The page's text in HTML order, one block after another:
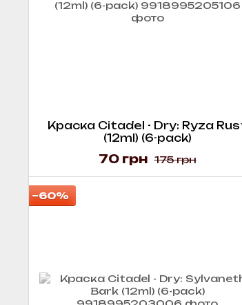
Краска Citadel - Dry: Ryza
(12ml) (6-pack)
175 грн
70 грн
−60%